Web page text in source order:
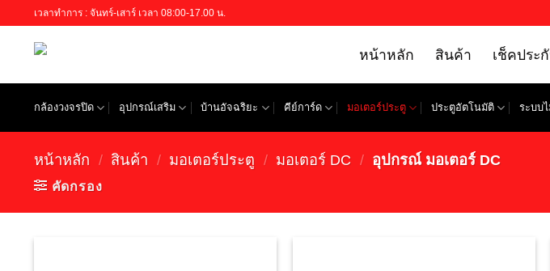
to
content
เวลาทำการ : จันทร์-เสาร์ เวลา 08:00-17.00 น.
หน้าหลัก สินค้า เช็คประ
กล้องวงจรปิด อุปกรณ์เสริม บ้านอัจฉริยะ คีย์การ์ด มอเตอร์ประตู ประตูอัตโนมัติ ระบบ
หน้าหลัก / สินค้า / มอเตอร์ประตู / มอเตอร์ DC / อุปกรณ์ มอเตอร์ DC
คัดกรอง